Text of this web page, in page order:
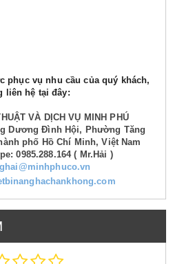
phục vụ nhu cầu của quý khách,
liên hệ tại đây:
VÀ DỊCH VỤ MINH PHÚ
Dương Đình Hội, Phường Tăng
phố Hồ Chí Minh, Việt Nam
0985.288.164 ( Mr.Hải )